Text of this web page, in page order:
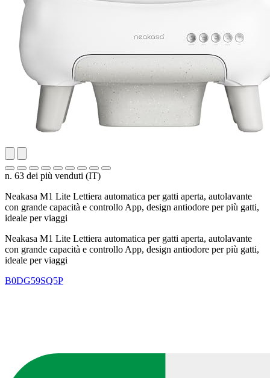
n. 63 dei più venduti (IT)
Neakasa M1 Lite Lettiera automatica per gatti aperta, autolavante
con grande capacità e controllo App, design antiodore per più gatti,
ideale per viaggi
Neakasa M1 Lite Lettiera automatica per gatti aperta, autolavante
con grande capacità e controllo App, design antiodore per più gatti,
ideale per viaggi
B0DG59SQ5P